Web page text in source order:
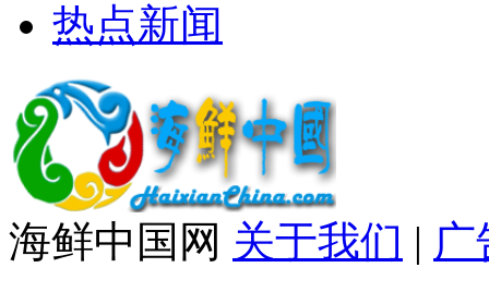
热点新闻
海鲜中国网 关于我们 | 广